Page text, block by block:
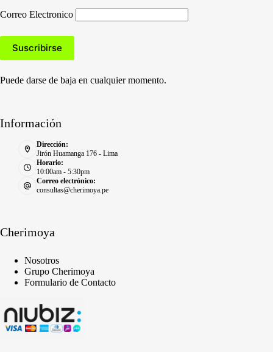
Correo Electronico
Puede darse de baja en cualquier momento.
Información
Dirección:
Jirón Huamanga 176 - Lima
Horario:
10:00am - 5:30pm
Correo electrónico:
consultas@cherimoya.pe
Cherimoya
Nosotros
Grupo Cherimoya
Formulario de Contacto